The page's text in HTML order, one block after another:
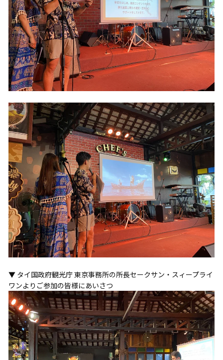
▼ タイ国政府観光庁 東京事務所の所長セークサン・スィープライ
ワンよりご参加の皆様にあいさつ